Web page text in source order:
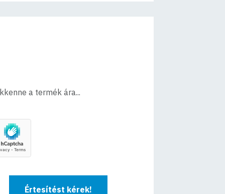
a termék ára...
Értesítést kérek!